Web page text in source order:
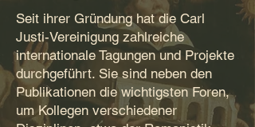
Seit ihrer Gründung hat die Carl
Justi-Vereinigung zahlreiche
internationale Tagungen und Projekte
durchgeführt. Sie sind neben den
Publikationen die wichtigsten Foren,
um Kollegen verschiedener